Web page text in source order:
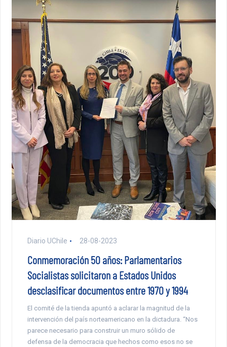
Diario UChile 28-08-2023
Conmemoración 50 años: Parlamentarios
Socialistas solicitaron a Estados Unidos
desclasificar documentos entre 1970 y 1994
El comité de la tienda apuntó a aclarar la magnitud de la
intervención del país norteamericano en la dictadura. “Nos
parece necesario para construir un muro sólido de
defensa de la democracia que hechos como esos no se